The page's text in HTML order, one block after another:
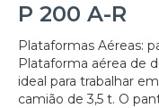
P 200 A-R
Plataformas Aéreas:
Plataforma aérea de
ideal para trabalhar
camião de 3,5 t. O